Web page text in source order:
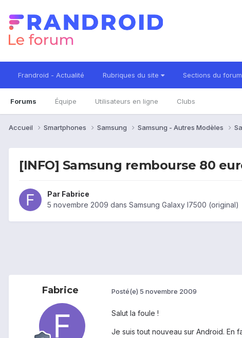
Frandroid - Actualité Rubriques du site Sections du forum
Forums Équipe Utilisateurs en ligne Clubs
Accueil Smartphones Samsung Samsung - Autres Modèles
[INFO] Samsung rembourse 80
Par Fabrice
5 novembre 2009 dans Samsung Galaxy I7500 (original)
Fabrice Posté(e) 5 novembre 2009
Salut la foule !
Je suis tout nouveau sur Android.